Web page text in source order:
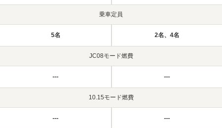
乗車定員
5名 2名、4名
JC08モード燃費
--- ---
10.15モード燃費
--- ---